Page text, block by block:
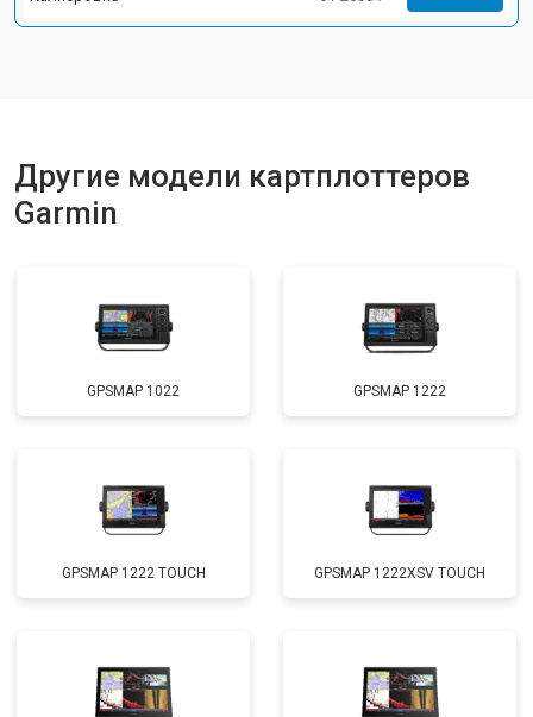
Другие модели картплоттеров
Garmin
GPSMAP 1022 GPSMAP 1222
GPSMAP 1222 TOUCH GPSMAP 1222XSV TOUCH